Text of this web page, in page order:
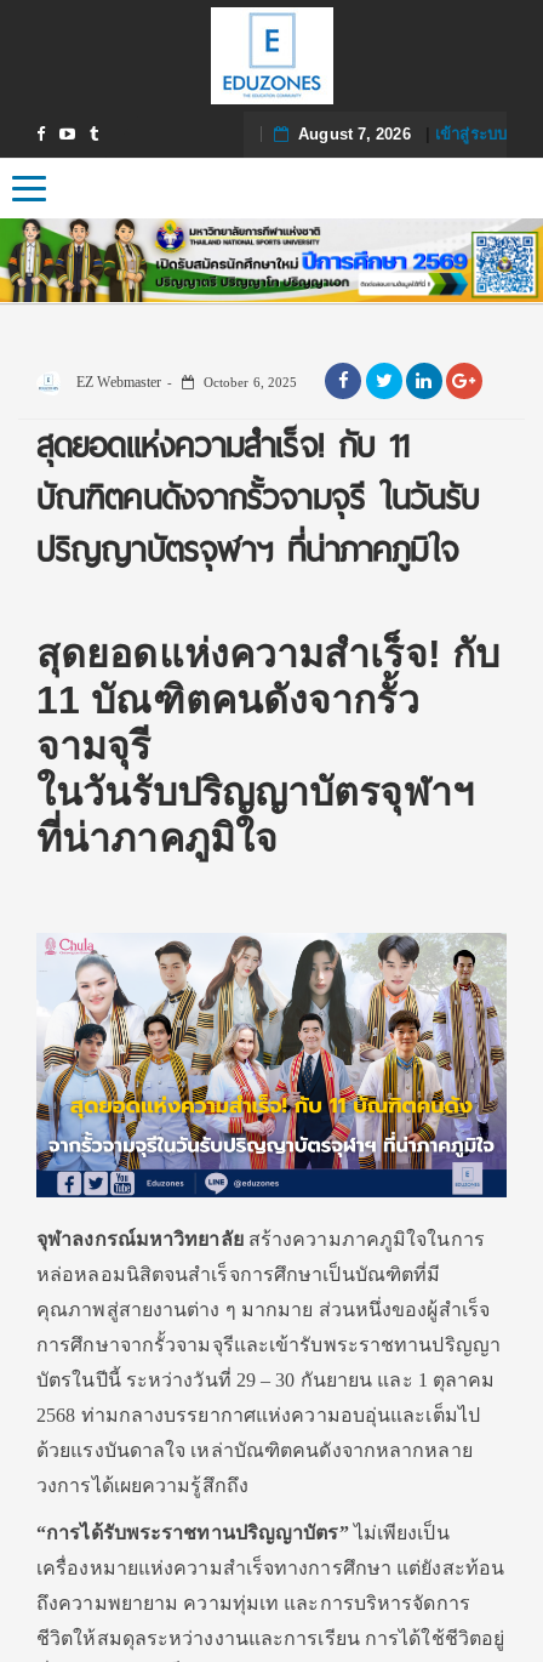
August 7, 2026| เข้าสู่ระบบ
Toggle navigation
EZ Webmaster October 6, 2025
สุดยอดแห่งความสำเร็จ! กับ 11
บัณฑิตคนดังจากรั้วจามจุรี ในวันรับ
ปริญญาบัตรจุฬาฯ ที่น่าภาคภูมิใจ
สุดยอดแห่งความสำเร็จ! กับ
11 บัณฑิตคนดังจากรั้ว
จามจุรี
ในวันรับปริญญาบัตรจุฬาฯ
ที่น่าภาคภูมิใจ
จุฬาลงกรณ์มหาวิทยาลัย สร้างความภาคภูมิใจในการ
หล่อหลอมนิสิตจนสำเร็จการศึกษาเป็นบัณฑิตที่มี
คุณภาพสู่สายงานต่าง ๆ มากมาย ส่วนหนึ่งของผู้สำเร็จ
การศึกษาจากรั้วจามจุรีและเข้ารับพระราชทานปริญญา
บัตรในปีนี้ ระหว่างวันที่ 29 – 30 กันยายน และ 1 ตุลาคม
2568 ท่ามกลางบรรยากาศแห่งความอบอุ่นและเต็มไป
ด้วยแรงบันดาลใจ เหล่าบัณฑิตคนดังจากหลากหลาย
วงการได้เผยความรู้สึกถึง
“การได้รับพระราชทานปริญญาบัตร”ไม่เพียงเป็น
เครื่องหมายแห่งความสำเร็จทางการศึกษา แต่ยังสะท้อน
ถึงความพยายาม ความทุ่มเท และการบริหารจัดการ
ชีวิตให้สมดุลระหว่างงานและการเรียน การได้ใช้ชีวิตอยู่